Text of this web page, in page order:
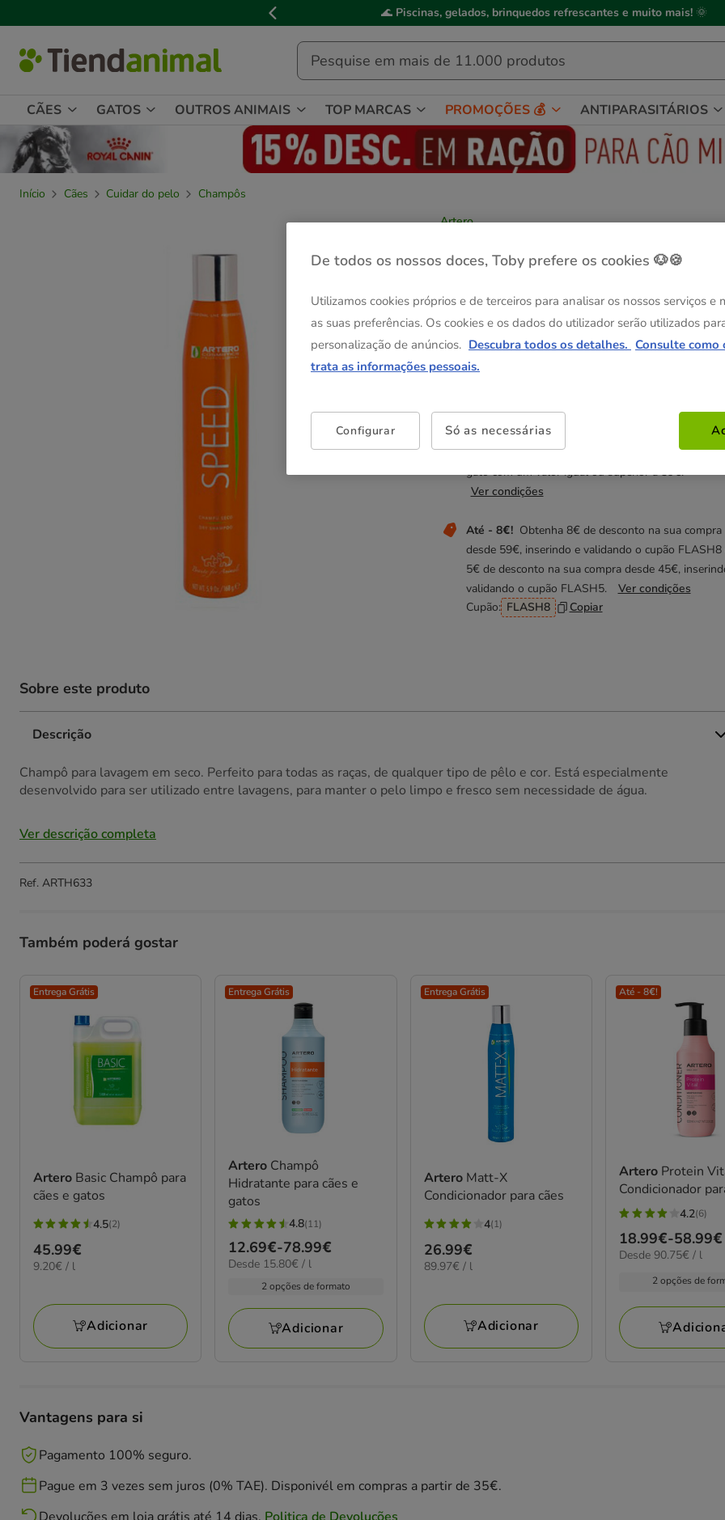
de
mensagem,
🌊 Piscinas, gelados, brinquedos refrescantes e muito mais! 🌞
CÃES GATOS OUTROS ANIMAIS TOP MARCAS PROMOÇÕES 💰 ANTIPARASITÁRIOS
Início Cães Cuidar do pelo
Champôs
Artero
Ver descrição
300 ml
20.99€
(69.97€ / l)
Não perca estas promoções!
Entrega Grátis Direto na compra de referências
gato com um valor igual ou superior a 39€.
Ver condições
Até - 8€! Obtenha 8€ de desconto na sua compra
desde 59€, inserindo e validando o cupão FLASH8
5€ de desconto na sua compra desde 45€,
validando o cupão FLASH5.
Ver condições
Cupão: FLASH8 Copiar
Sobre este produto
Descrição
Champô para lavagem em seco. Perfeito para todas as raças, de qualquer tipo de pêlo e cor. Está especialmente
desenvolvido para ser utilizado entre lavagens, para manter o pelo limpo e fresco sem necessidade de água.
Ver descrição completa
Ref. ARTH633
Também poderá gostar
Entrega Grátis
Artero Basic Champô para
cães e gatos
4.5
estrelas
com
avaliações
4.5(2)
Preço
45.99€
45.99€
9.20€
9.20€ / l
Adicionar
Entrega Grátis
Artero Champô
Hidratante para cães e
gatos
4.8
estrelas
com
avaliações
4.8(11)
Preço
de
12.69€
78.99€
12.69€-78.99€
15.80€
Desde 15.80€ / l
2 opções de formato
Adicionar
Entrega Grátis
Artero Matt-X
Condicionador para cães
4
estrelas
com
avaliações
4(1)
Preço
26.99€
26.99€
89.97€
89.97€ / l
Adicionar
Até - 8€!
Artero Protein
Condicionador
4.2
estrelas
com
4.2(6)
Preço
de
18.99€
58.99€
18.99€-58.99€
90.75€
Desde 90.75€ / l
2 opções de
Vantagens para si
Pagamento 100% seguro.
Pague em 3 vezes sem juros (0% TAE). Disponivél em compras a partir de 35€.
De todos os nossos doces, Toby prefere os cookies 🐶🍪
Utilizamos cookies próprios e de terceiros para analisar os nossos serviços e
as suas preferências. Os cookies e os dados do utilizador serão utilizados
personalização de anúncios. Descubra todos os detalhes. Consulte como
trata as informações pessoais.
Configurar Só as necessárias